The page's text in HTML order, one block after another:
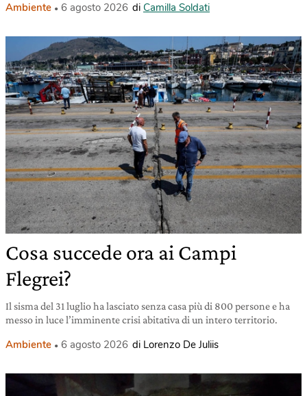
Ambiente 6 agosto 2026 di Camilla Soldati
Cosa succede ora ai Campi
Flegrei?
Il sisma del 31 luglio ha lasciato senza casa più di 800 persone e ha
messo in luce l’imminente crisi abitativa di un intero territorio.
Ambiente 6 agosto 2026 di Lorenzo De Juliis